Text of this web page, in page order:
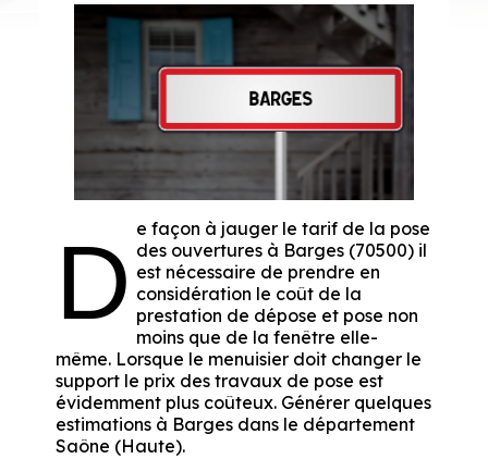
D e façon à jauger le tarif de la pose
des ouvertures à Barges (70500) il
est nécessaire de prendre en
considération le coût de la
prestation de dépose et pose non
moins que de la fenêtre elle-
même. Lorsque le menuisier doit changer le
support le prix des travaux de pose est
évidemment plus coûteux. Générer quelques
estimations à Barges dans le département
Saône (Haute).